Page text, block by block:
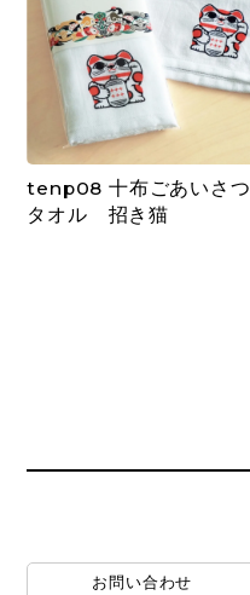
tenp08 十布ごあいさつ
タオル 招き猫
お問い合わせ